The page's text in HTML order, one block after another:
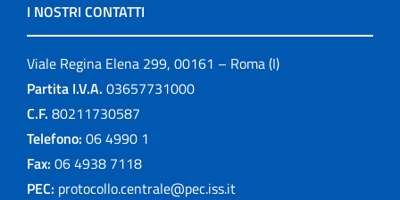
I NOSTRI CONTATTI
Viale Regina Elena 299, 00161 – Roma (I)
Partita I.V.A. 03657731000
C.F. 80211730587
Telefono: 06 4990 1
Fax: 06 4938 7118
PEC: protocollo.centrale@pec.iss.it